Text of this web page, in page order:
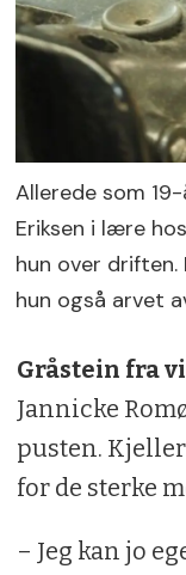
Allerede som
Eriksen i lære
hun over
hun også arvet
Gråstein fra
Jannicke
pusten.
for de sterke
– Jeg kan jo